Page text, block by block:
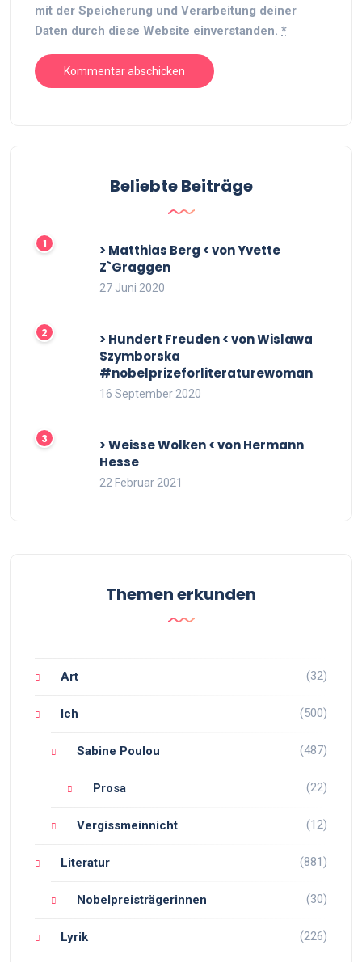
mit der Speicherung und Verarbeitung deiner
Daten durch diese Website einverstanden. *
Beliebte Beiträge
> Matthias Berg < von Yvette
Z`Graggen
27 Juni 2020
> Hundert Freuden < von Wislawa
Szymborska
#nobelprizeforliteraturewoman
16 September 2020
> Weisse Wolken < von Hermann
Hesse
22 Februar 2021
Themen erkunden
Art (32)
Ich (500)
Sabine Poulou (487)
Prosa (22)
Vergissmeinnicht (12)
Literatur (881)
Nobelpreisträgerinnen (30)
Lyrik (226)